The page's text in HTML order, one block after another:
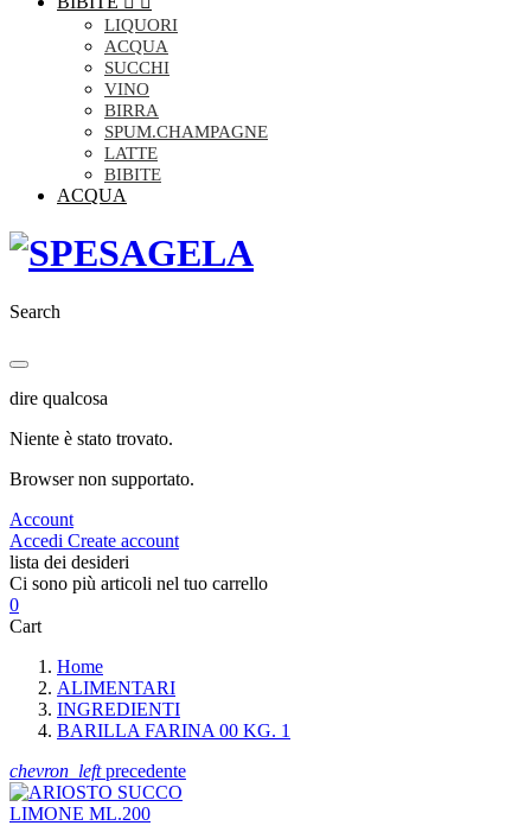
LIQUORI
ACQUA
SUCCHI
VINO
BIRRA
SPUM.CHAMPAGNE
LATTE
BIBITE
ACQUA
Search
dire qualcosa
Niente è stato trovato.
Browser non supportato.
Account
Accedi Create account
lista dei desideri
Ci sono più articoli nel tuo carrello
0
Cart
Home
ALIMENTARI
INGREDIENTI
BARILLA FARINA 00 KG. 1
chevron_leftprecedente